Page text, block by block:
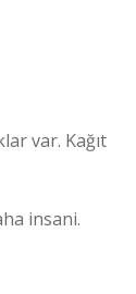
var. Kağıt
insani.